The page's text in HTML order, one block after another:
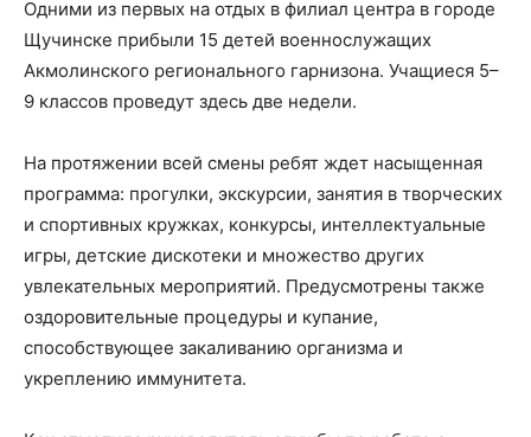
Одними из первых на отдых в филиал центра в городе
Щучинске прибыли 15 детей военнослужащих
Акмолинского регионального гарнизона. Учащиеся 5–
9 классов проведут здесь две недели.
На протяжении всей смены ребят ждет насыщенная
программа: прогулки, экскурсии, занятия в творческих
и спортивных кружках, конкурсы, интеллектуальные
игры, детские дискотеки и множество других
увлекательных мероприятий. Предусмотрены также
оздоровительные процедуры и купание,
способствующее закаливанию организма и
укреплению иммунитета.